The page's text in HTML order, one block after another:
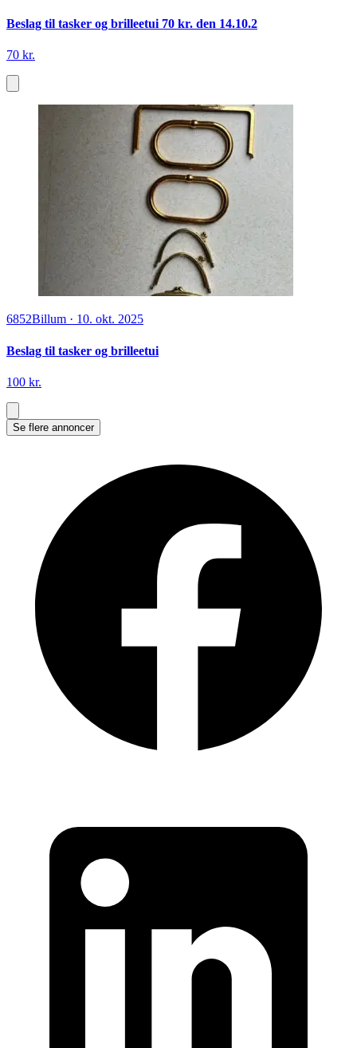
Beslag til tasker og brilleetui 70 kr. den 14.10.2
70 kr.
6852Billum · 10. okt. 2025
Beslag til tasker og brilleetui
100 kr.
Se flere annoncer